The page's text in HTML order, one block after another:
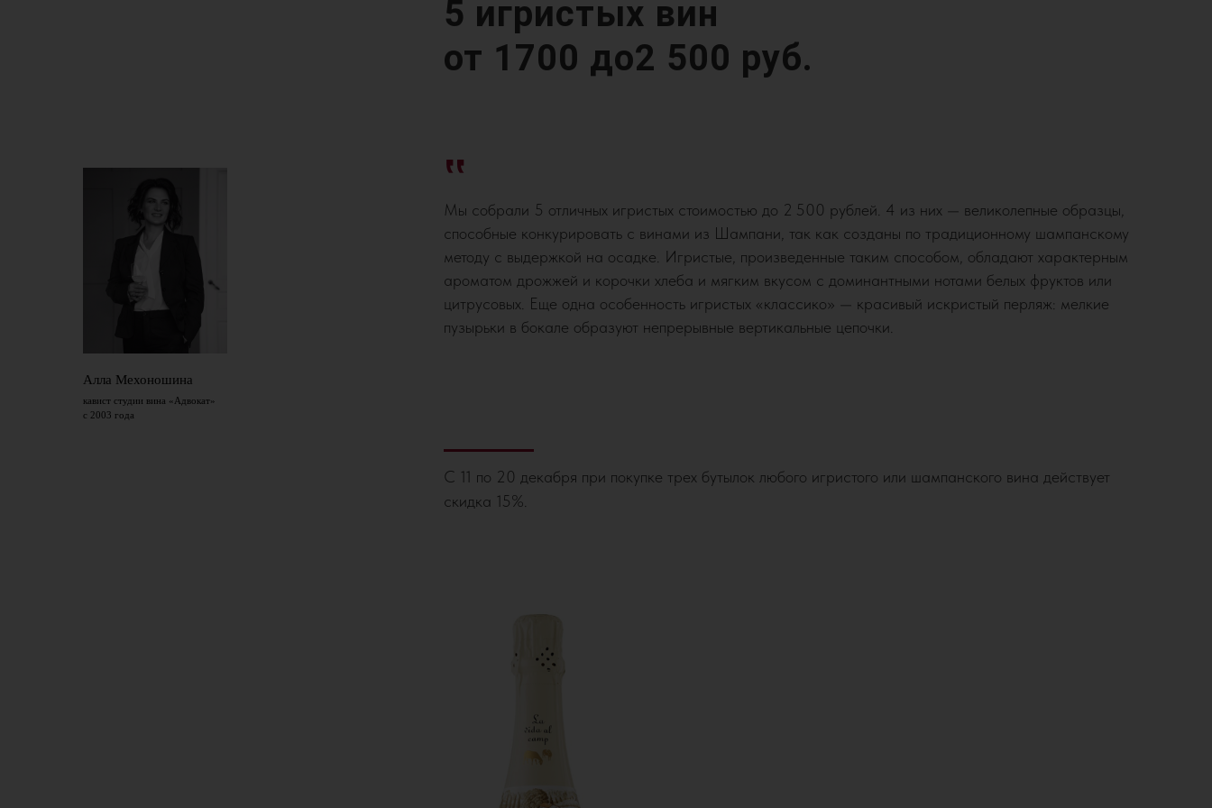
5 игристых вин
от 1700 до2 500 руб.
Алла Мехоношина
кавист студии вина «Адвокат»
с 2003 года
‟
Мы собрали 5 отличных игристых стоимостью до 2 500 рублей. 4 из них — великолепные образцы,
способные конкурировать с винами из Шампани, так как созданы по традиционному шампанскому
методу с выдержкой на осадке. Игристые, произведенные таким способом, обладают характерным
ароматом дрожжей и корочки хлеба и мягким вкусом с доминантными нотами белых фруктов или
цитрусовых. Еще одна особенность игристых «классико» — красивый искристый перляж: мелкие
пузырьки в бокале образуют непрерывные вертикальные цепочки.
С 11 по 20 декабря при покупке трех бутылок любого игристого или шампанского вина действует
скидка 15%.